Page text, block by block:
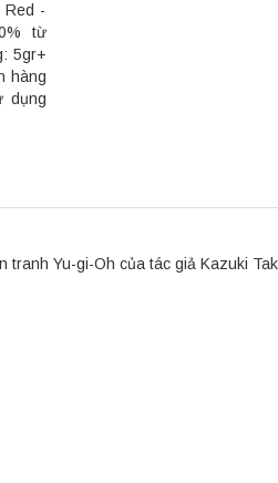
Red -
từ
5gr+
hàng
dụng
Yu-gi-Oh của tác giả Kazuki